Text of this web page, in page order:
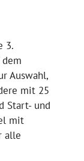
3.
Auswahl,
mit 25
Start- und
mit
alle